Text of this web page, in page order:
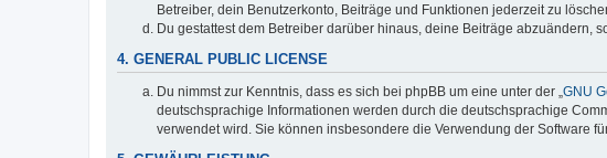
Betreiber, dein Benutzerkonto, Beiträge und Funktionen jederzeit zu
Du gestattest dem Betreiber darüber hinaus, deine Beiträge abzuändern,
4. GENERAL PUBLIC LICENSE
Du nimmst zur Kenntnis, dass es sich bei phpBB um eine unter der „GNU
deutschsprachige Informationen werden durch die deutschsprachige
verwendet wird. Sie können insbesondere die Verwendung der Software